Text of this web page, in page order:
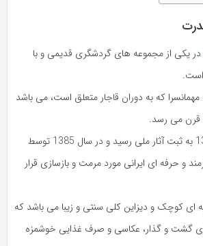
در یکی از مجموعه های گردشگری قدیمی و با
که به دوران قاجار متعلق است، می باشد
این مجموعه در سال 1380 به ثبت آثار ملی رسید و در سال 1385 توسط
و حرفه ای ایرانی مورد مرمت و بازسازی قرار
ای کوچک و دیزاین کلی سنتی و زیبا می باشد که
گشت و گذار، عکاسی و صرف غذایی خوشمزه